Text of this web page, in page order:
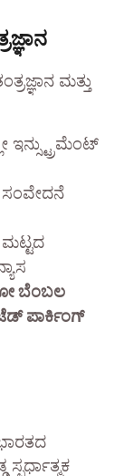
ಮತ್ತು
ಇನ್ಸ್ಟ್ರುಮೆಂಟ್
ಮಟ್ಟದ
ಬೆಂಬಲ
ಪಾರ್ಕಿಂಗ್